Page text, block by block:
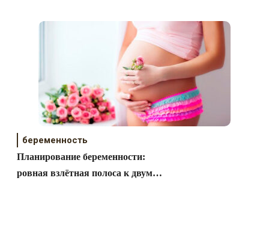
беременность
Планирование беременности:
ровная взлётная полоса к двум